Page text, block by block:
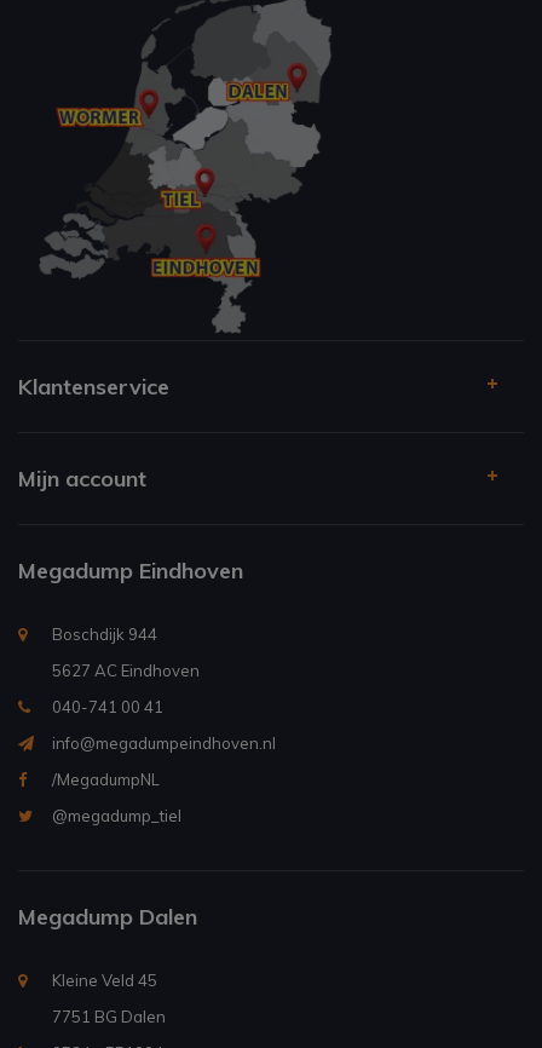
Klantenservice
Mijn account
Megadump Eindhoven
Boschdijk 944
5627 AC Eindhoven
040-741 00 41
info@megadumpeindhoven.nl
/MegadumpNL
@megadump_tiel
Megadump Dalen
Kleine Veld 45
7751 BG Dalen